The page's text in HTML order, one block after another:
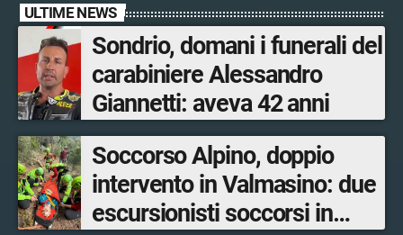
ULTIME NEWS
Sondrio, domani i funerali del
carabiniere Alessandro
Giannetti: aveva 42 anni
Soccorso Alpino, doppio
intervento in Valmasino: due
escursionisti soccorsi in